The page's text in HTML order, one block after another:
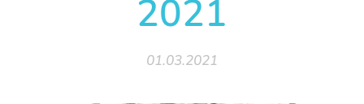
2021
01.03.2021